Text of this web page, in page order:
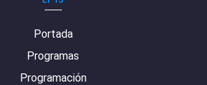
Portada
Programas
Programación